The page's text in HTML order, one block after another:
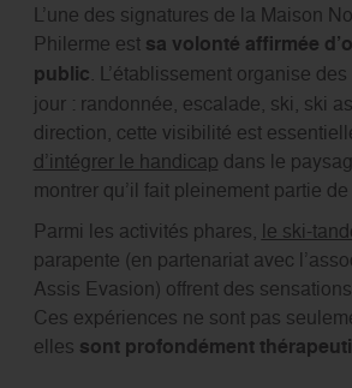
L’une des signatures de la Maison
Philerme est sa volonté affirmée
public. L’établissement organise
jour : randonnée, escalade, ski, ski
direction, cette visibilité est
d’intégrer le handicap dans le
montrer qu’il fait pleinement partie
Parmi les activités phares, le ski-
parapente (en partenariat avec
Assis Evasion) offrent des
Ces expériences ne sont pas
elles sont profondément